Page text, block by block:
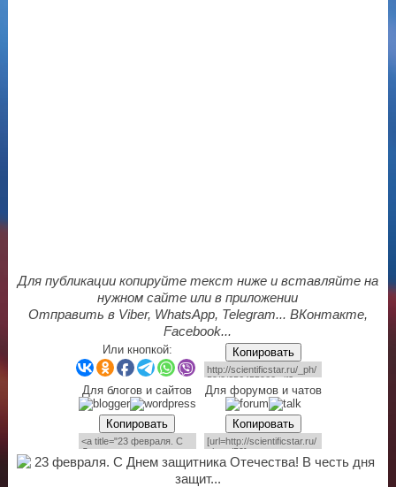
Для публикации копируйте текст ниже и вставляйте на
нужном сайте или в приложении
Отправить в Viber, WhatsApp, Telegram... ВКонтакте,
Facebook...
Или кнопкой: Копировать
Для блогов и сайтов Для форумов и чатов
Копировать Копировать